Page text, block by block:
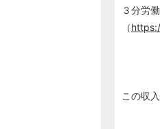
３分労
（
この収